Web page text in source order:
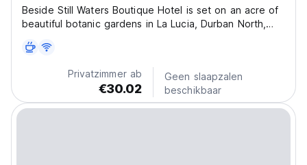
Beside Still Waters Boutique Hotel is set on an acre of
beautiful botanic gardens in La Lucia, Durban North,
attractions. It’s a home away from home where you can
unwind in peace and quiet while taking...
Privatzimmer ab
€30.02
Geen slaapzalen
beschikbaar